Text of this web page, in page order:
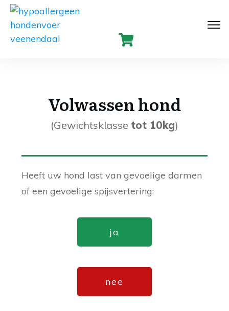
Volwassen hond
(Gewichtsklasse tot 10kg)
Heeft uw hond last van gevoelige darmen
of een gevoelige spijsvertering:
ja
nee